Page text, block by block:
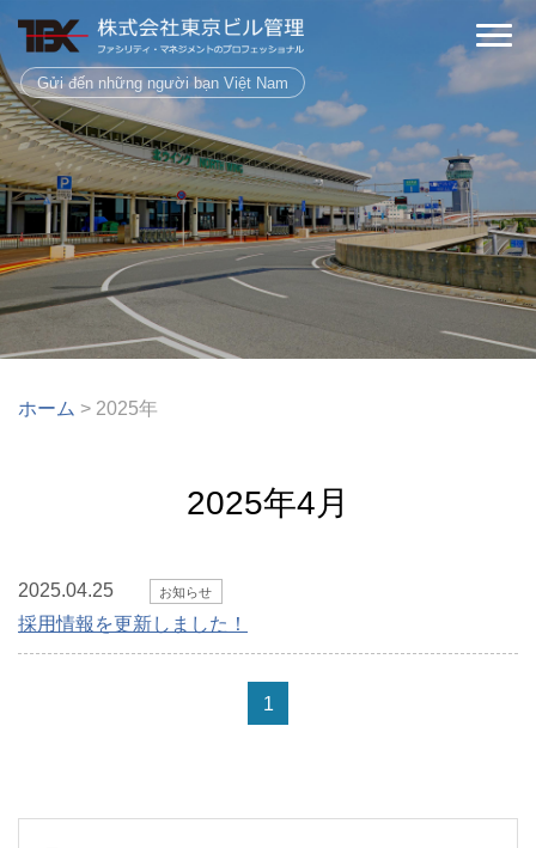
Gửi đến những người bạn Việt Nam
ホーム > 2025年
2025年4月
2025.04.25 お知らせ
採用情報を更新しました！
1